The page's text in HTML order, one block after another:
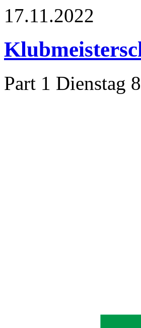
17.11.2022
Part 1 Dienstag